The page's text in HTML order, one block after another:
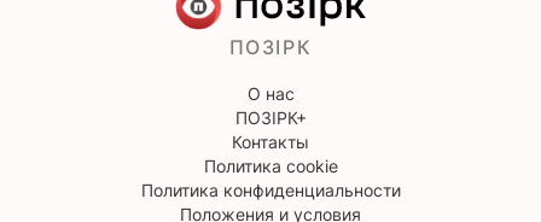
ПОЗІРК
О нас
ПОЗІРК+
Контакты
Политика cookie
Политика конфиденциальности
Положения и условия